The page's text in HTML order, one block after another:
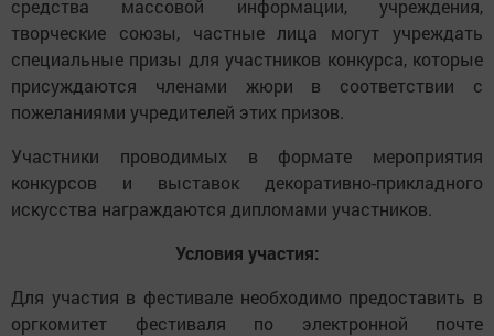
средства массовой информации, учреждения,
творческие союзы, частные лица могут учреждать
специальные призы для участников конкурса, которые
присуждаются членами жюри в соответствии с
пожеланиями учредителей этих призов.
Участники проводимых в формате мероприятия
конкурсов и выставок декоративно-прикладного
искусства награждаются дипломами участников.
Условия участия:
Для участия в фестивале необходимо предоставить в
оргкомитет фестиваля по электронной почте